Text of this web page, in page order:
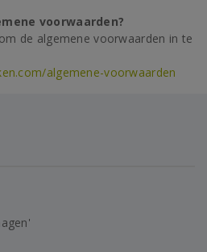
voorwaarden?
de algemene voorwaarden in te
algemene-voorwaarden